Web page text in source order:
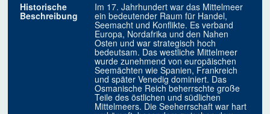
Historische
Beschreibung
Im 17. Jahrhundert war das Mittelmeer
ein bedeutender Raum für Handel,
Seemacht und Konflikte. Es verband
Europa, Nordafrika und den Nahen
Osten und war strategisch hoch
bedeutsam. Das westliche Mittelmeer
wurde zunehmend von europäischen
Seemächten wie Spanien, Frankreich
und später Venedig dominiert. Das
Osmanische Reich beherrschte große
Teile des östlichen und südlichen
Mittelmeers. Die Seeherrschaft war hart